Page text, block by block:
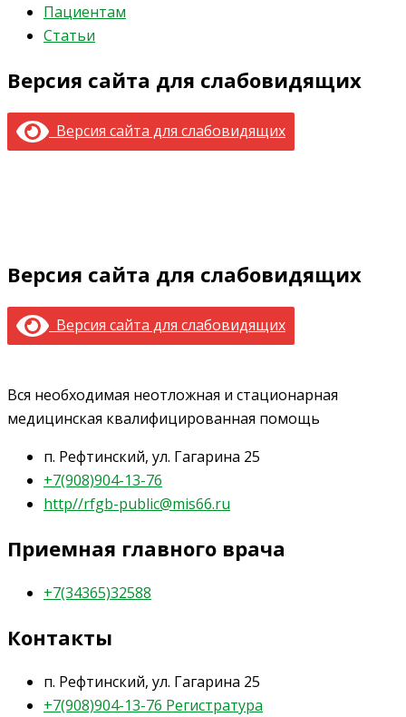
Пациентам
Статьи
Версия сайта для слабовидящих
Версия сайта для слабовидящих
Версия сайта для слабовидящих
Версия сайта для слабовидящих
Вся необходимая неотложная и стационарная
медицинская квалифицированная помощь
п. Рефтинский, ул. Гагарина 25
+7(908)904-13-76
http//rfgb-public@mis66.ru
Приемная главного врача
+7(34365)32588
Контакты
п. Рефтинский, ул. Гагарина 25
+7(908)904-13-76 Регистратура